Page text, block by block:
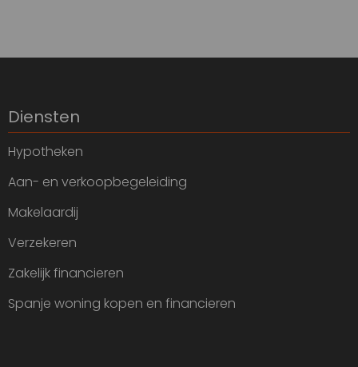
Diensten
Hypotheken
Aan- en verkoopbegeleiding
Makelaardij
Verzekeren
Zakelijk financieren
Spanje woning kopen en financieren